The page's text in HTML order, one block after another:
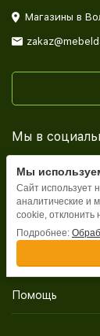
Магазины в
Мы в
Каталог
Помощь
Мы
Сайт использует
аналитические и
cookie, отклонить
Подробнее: